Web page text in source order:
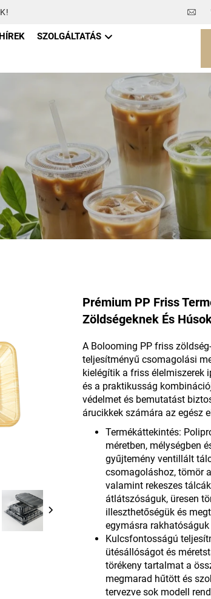
HÍREK SZOLGÁLTATÁS
Prémium PP Friss
Zöldségeknek És
A Bolooming PP friss
teljesítményű csomagolási
kielégítik a friss élelmiszerek
és a praktikusság
védelmet és bemutatást
árucikkek számára az egész
Termékáttekintés:
méretben, mélységben
gyűjtemény ventillált
csomagoláshoz, tömör
valamint rekeszes
átlátszóságuk, üresen
illeszthetőségük és
egymásra
Kulcsfontosságú
ütésállóságot és
törékeny tartalmat a
megmarad hűtött és
tervezve sok modell